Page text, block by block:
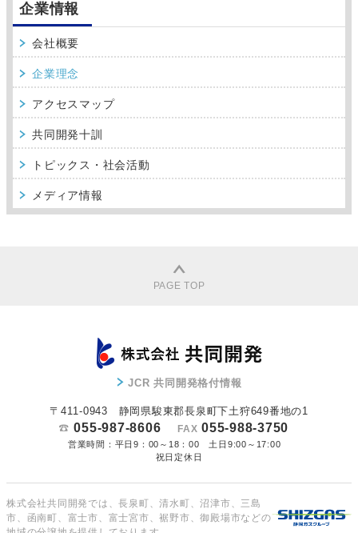
企業情報
会社概要
企業理念
アクセスマップ
共同開発十訓
トピックス・社会活動
メディア情報
PAGE TOP
JCR 共同開発格付情報
〒411-0943 静岡県駿東郡長泉町下土狩649番地の1
055-987-8606 FAX 055-988-3750
営業時間：平日9：00～18：00 土日9:00～17:00
祝日定休日
株式会社共同開発では、長泉町、清水町、沼津市、三島
市、函南町、富士市、富士宮市、裾野市、御殿場市などの